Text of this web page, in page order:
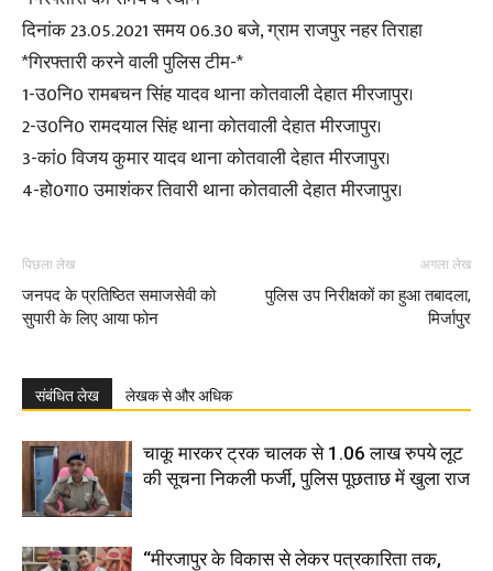
दिनांक 23.05.2021 समय 06.30 बजे, ग्राम राजपुर नहर तिराहा
*गिरफ्तारी करने वाली पुलिस टीम-*
1-उ0नि0 रामबचन सिंह यादव थाना कोतवाली देहात मीरजापुर।
2-उ0नि0 रामदयाल सिंह थाना कोतवाली देहात मीरजापुर।
3-कां0 विजय कुमार यादव थाना कोतवाली देहात मीरजापुर।
4-हो0गा0 उमाशंकर तिवारी थाना कोतवाली देहात मीरजापुर।
पिछला लेख
जनपद के प्रतिष्ठित समाजसेवी को
सुपारी के लिए आया फोन
अगला लेख
पुलिस उप निरीक्षकों का हुआ तबादला,
मिर्जापुर
संबंधित लेख लेखक से और अधिक
चाकू मारकर ट्रक चालक से 1.06 लाख रुपये लूट
की सूचना निकली फर्जी, पुलिस पूछताछ में खुला राज
“मीरजापुर के विकास से लेकर पत्रकारिता तक,